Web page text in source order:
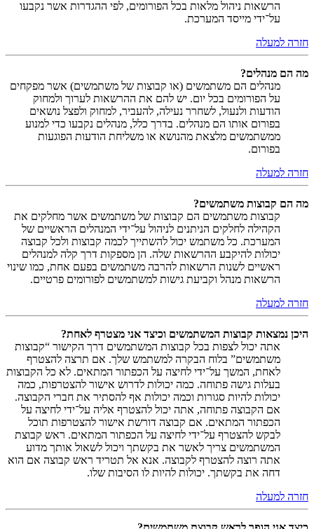
הרשאות ניהול מלאות בכל הפורומים, לפי ההגדרות אשר נקבעו
על־ידי מייסד המערכת.
חזרה למעלה
מה הם מנהלים?
מנהלים הם משתמשים (או קבוצות של משתמשים) אשר מפקחים
על הפורומים בכל יום. יש להם את ההרשאות לערוך ולמחוק
הודעות ולנעול, לשחרר נעילה, להעביר, למחוק ולפצל נושאים
בפורום אותו הם מנהלים. בדרך כלל, מנהלים נקבעו כדי למנוע
ממשתמשים מלצאת מהנושא או משליחת הודעות הפוגעות
בפורום.
חזרה למעלה
מה הם קבוצות משתמשים?
קבוצות משתמשים הם קבוצות של משתמשים אשר מחלקים את
הקהילה לחלקים הניתנים לניהול על־ידי המנהלים הראשיים של
המערכת. כל משתמש יכול להשתייך לכמה קבוצות ולכל קבוצה
יכולות להיקבע ההרשאות שלה. הן מספקות דרך קלה למנהלים
ראשיים לשנות הרשאות להרבה משתמשים בפעם אחת, כמו שינוי
הרשאות מנהל וקביעת גישות למשתמשים לפורומים פרטיים.
חזרה למעלה
היכן נמצאות קבוצות המשתמשים וכיצד אני מצטרף לאחת?
אתה יכול לצפות בכל קבוצות המשתמשים דרך הקישור “קבוצות
משתמשים” בלוח הבקרה למשתמש שלך. אם תרצה להצטרף
לאחת, המשך על־ידי לחיצה על הכפתור המתאים. לא כל הקבוצות
בעלות גישה פתוחה. כמה יכולות לדרוש אישור להצטרפות, כמה
יכולות להיות סגורות וכמה יכולות אף להסתיר את חברי הקבוצה.
אם הקבוצה פתוחה, אתה יכול להצטרף אליה על־ידי לחיצה על
הכפתור המתאים. אם קבוצה דורשת אישור להצטרפות תוכל
לבקש להצטרף על־ידי לחיצה על הכפתור המתאים. ראש קבוצת
המשתמשים צריך לאשר את בקשתך ויכול לשאול אותך מדוע
אתה רוצה להצטרף לקבוצה. אנא אל תטריד ראש קבוצה אם הוא
דחה את בקשתך. יכולות להיות לו הסיבות שלו.
חזרה למעלה